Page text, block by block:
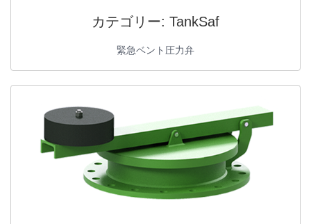
カテゴリー: TankSaf
緊急ベント圧力弁